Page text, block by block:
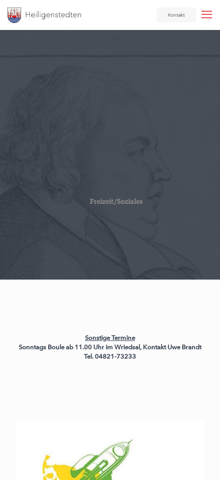
Kontakt
Freizeit/Soziales
Sonstige Termine
Sonntags Boule ab 11.00 Uhr im Wriedsal, Kontakt Uwe Brandt
Tel. 04821-73233